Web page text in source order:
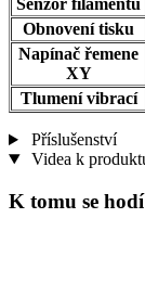
Senzor filamentu
Obnovení tisku
Napínač řemene
XY
Tlumení vibrací
Příslušenství
Videa k
K tomu se hodí